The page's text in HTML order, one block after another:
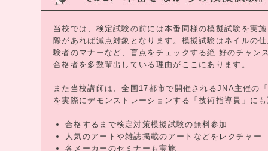
当校では、検定試験の前には本番同様の模擬試験を実
際があれば減点対象となります。模擬試験はネイルの
験者のマナーなど、盲点をチェックする絶 好のチャン
合格者を多数輩出している理由がここにあります。
また当校講師は、全国17都市で開催されるJNA主催の
を実際にデモンストレーションする「技術指導員」に
合格するまで検定対策模擬試験の無料参加
人気のアートや雑誌掲載のアートなどをレクチャー
各メーカーのセミナーも実施